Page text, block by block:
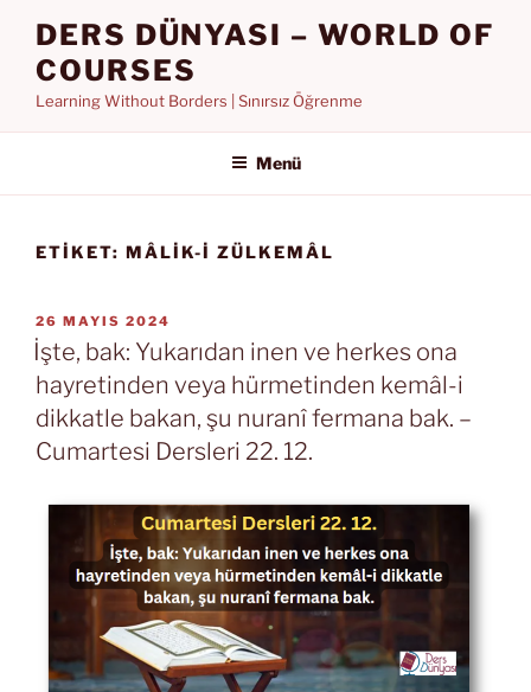
DERS DÜNYASI – WORLD OF
COURSES
Learning Without Borders | Sınırsız Öğrenme
Menü
ETIKET: MÂLIK-I ZÜLKEMÂL
YAYIM
TARIHI
26 MAYIS 2024
İşte, bak: Yukarıdan inen ve herkes ona
hayretinden veya hürmetinden kemâl-i
dikkatle bakan, şu nuranî fermana bak. –
Cumartesi Dersleri 22. 12.